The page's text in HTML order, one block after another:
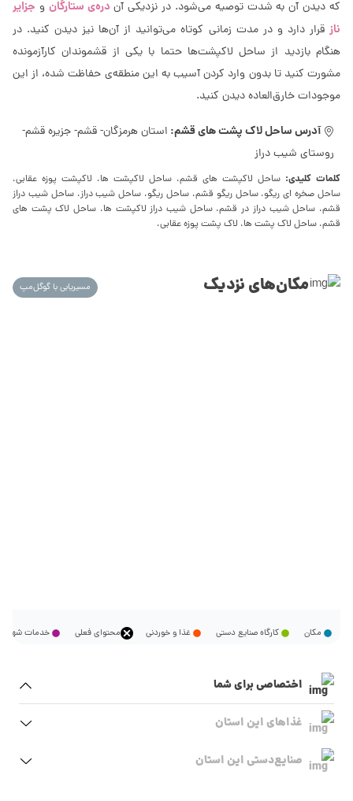
که دیدن آن به شدت توصیه می‌شود. در نزدیکی آن دره‌ی ستارگان و جزایر
ناز قرار دارد و در مدت زمانی کوتاه می‌توانید از آن‌ها نیز دیدن کنید. در
هنگام بازدید از ساحل لاکپشت‌ها حتما با یکی از قشموندان کارآزمونده
مشورت کنید تا بدون وارد کردن آسیب به این منطقه‌ی حفاظت شده، از این
موجودات خارق‌العاده دیدن کنید.
آدرس ساحل لاک پشت های قشم: استان هرمزگان- قشم- جزیره قشم-
روستای شیب دراز
کلمات کلیدی: ساحل لاکپشت های قشم، ساحل لاکپشت ها، لاکپشت پوزه عقابی،
ساحل صخره‌ ای ریگو، ساحل ریگو قشم، ساحل ریگو، ساحل شیب دراز، ساحل شیب دراز
قشم، ساحل شیب دراز در قشم، ساحل شیب دراز لاکپشت ها، ساحل لاک پشت های
قشم، ساحل لاک پشت ها، لاک پشت پوزه عقابی،
مکان‌های نزدیک مسیریابی با گوگل‌مپ
مکان کارگاه صنایع دستی غذا و خوردنی محتوای فعلی خدمات
اختصاصی برای شما
غذاهای این استان
صنایع‌دستی این استان